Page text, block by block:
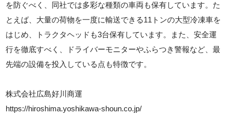
を防ぐべく、同社では多彩な種類の車両も保有しています。た
とえば、大量の荷物を一度に輸送できる11トンの大型冷凍車を
はじめ、トラクタヘッドも3台保有しています。また、安全運
行を徹底すべく、ドライバーモニターやふらつき警報など、最
先端の設備を投入している点も特徴です。
株式会社広島好川商運
https://hiroshima.yoshikawa-shoun.co.jp/